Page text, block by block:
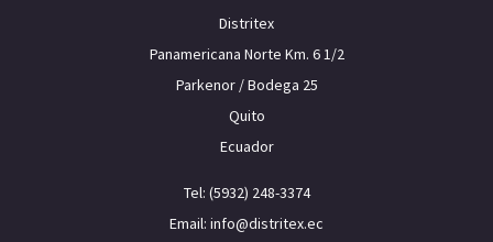
Distritex
Panamericana Norte Km. 6 1/2
Parkenor / Bodega 25
Quito
Ecuador
Tel: (5932) 248-3374
Email: info@distritex.ec